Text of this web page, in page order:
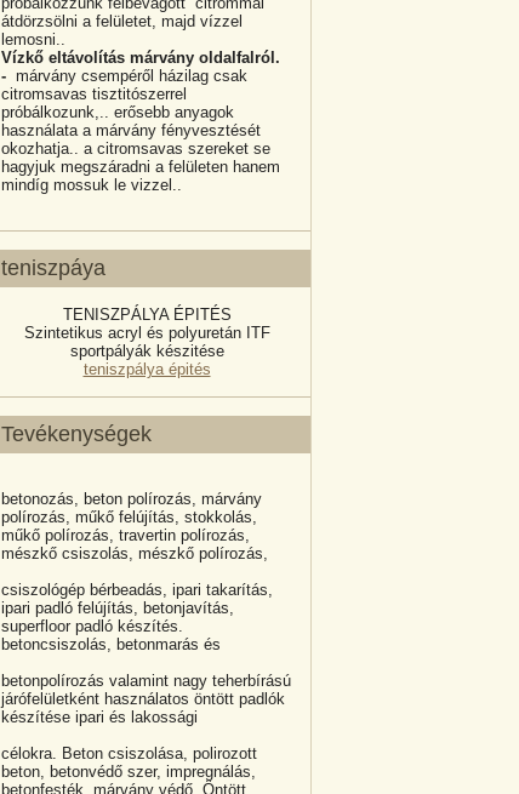
átdörzsölni a felületet, majd vízzel
lemosni..
Vízkő eltávolítás márvány oldalfalról.
- márvány csempéről házilag csak
citromsavas tisztitószerrel
próbálkozunk,.. erősebb anyagok
használata a márvány fényvesztését
okozhatja.. a citromsavas szereket se
hagyjuk megszáradni a felületen hanem
mindíg mossuk le vizzel..
teniszpáya
TENISZPÁLYA ÉPITÉS
Szintetikus acryl és polyuretán ITF
sportpályák készitése
teniszpálya épités
Tevékenységek
betonozás, beton polírozás, márvány
polírozás, műkő felújítás, stokkolás,
műkő polírozás, travertin polírozás,
mészkő csiszolás, mészkő polírozás,
csiszológép bérbeadás, ipari takarítás,
ipari padló felújítás, betonjavítás,
superfloor padló készítés.
betoncsiszolás, betonmarás és
betonpolírozás valamint nagy teherbírású
járófelületként használatos öntött padlók
készítése ipari és lakossági
célokra. Beton csiszolása, polirozott
beton, betonvédő szer, impregnálás,
betonfesték, márvány védő, Öntött